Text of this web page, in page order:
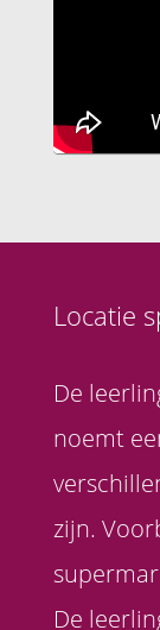
Locatie
De
noemt
zijn.
De